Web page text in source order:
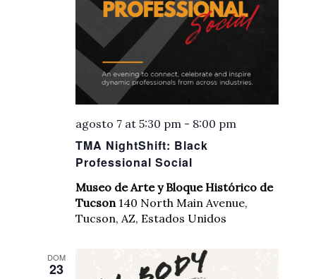
TMA NightShift: Black
Professional Social
agosto 7 at 5:30 pm - 8:00 pm
Museo de Arte y Bloque Histórico de
Tucson 140 North Main Avenue,
Tucson, AZ, Estados Unidos
DOM
23